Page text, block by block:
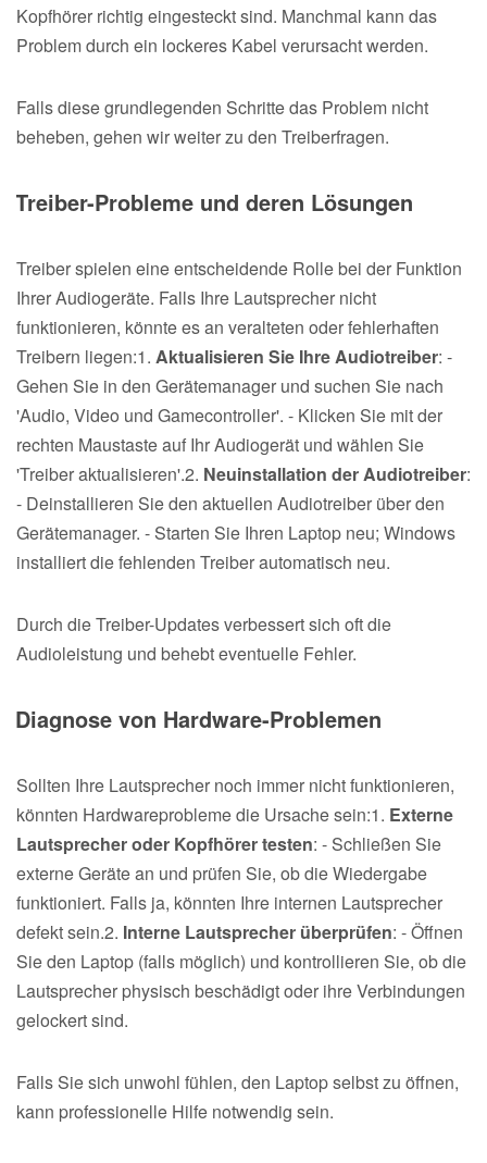
Kopfhörer richtig eingesteckt sind. Manchmal kann das
Problem durch ein lockeres Kabel verursacht werden.
Falls diese grundlegenden Schritte das Problem nicht
beheben, gehen wir weiter zu den Treiberfragen.
Treiber-Probleme und deren Lösungen
Treiber spielen eine entscheidende Rolle bei der Funktion
Ihrer Audiogeräte. Falls Ihre Lautsprecher nicht
funktionieren, könnte es an veralteten oder fehlerhaften
Treibern liegen:1. Aktualisieren Sie Ihre Audiotreiber: -
Gehen Sie in den Gerätemanager und suchen Sie nach
'Audio, Video und Gamecontroller'. - Klicken Sie mit der
rechten Maustaste auf Ihr Audiogerät und wählen Sie
'Treiber aktualisieren'.2. Neuinstallation der Audiotreiber:
- Deinstallieren Sie den aktuellen Audiotreiber über den
Gerätemanager. - Starten Sie Ihren Laptop neu; Windows
installiert die fehlenden Treiber automatisch neu.
Durch die Treiber-Updates verbessert sich oft die
Audioleistung und behebt eventuelle Fehler.
Diagnose von Hardware-Problemen
Sollten Ihre Lautsprecher noch immer nicht funktionieren,
könnten Hardwareprobleme die Ursache sein:1. Externe
Lautsprecher oder Kopfhörer testen: - Schließen Sie
externe Geräte an und prüfen Sie, ob die Wiedergabe
funktioniert. Falls ja, könnten Ihre internen Lautsprecher
defekt sein.2. Interne Lautsprecher überprüfen: - Öffnen
Sie den Laptop (falls möglich) und kontrollieren Sie, ob die
Lautsprecher physisch beschädigt oder ihre Verbindungen
gelockert sind.
Falls Sie sich unwohl fühlen, den Laptop selbst zu öffnen,
kann professionelle Hilfe notwendig sein.